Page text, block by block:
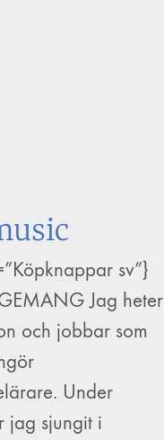
sv”}
Jag heter
och jobbar som
Under
jag sjungit i